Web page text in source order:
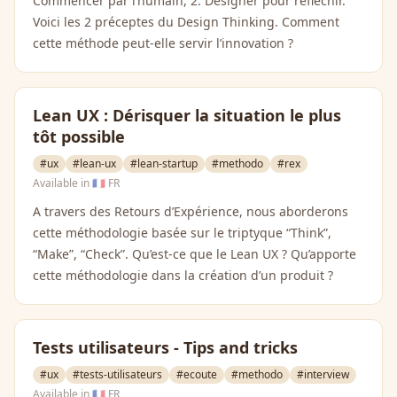
Voici les 2 préceptes du Design Thinking. Comment
cette méthode peut-elle servir l’innovation ?
Lean UX : Dérisquer la situation le plus
tôt possible
#ux #lean-ux #lean-startup #methodo
#rex
Available in🇫🇷 FR
A travers des Retours d’Expérience, nous aborderons
cette méthodologie basée sur le triptyque “Think”,
“Make”, “Check”. Qu’est-ce que le Lean UX ? Qu’apporte
cette méthodologie dans la création d’un produit ?
Tests utilisateurs - Tips and tricks
#ux #tests-utilisateurs #ecoute #methodo
#interview
Available in🇫🇷 FR